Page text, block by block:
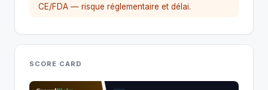
CE/FDA — risque réglementaire et délai.
SCORE CARD